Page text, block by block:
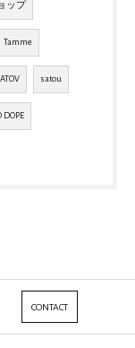
ップ
Tamme
satou
DOPE
CONTACT